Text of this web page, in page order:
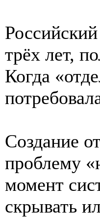
трёх лет,
Когда
Создание
проблему
момент
скрывать